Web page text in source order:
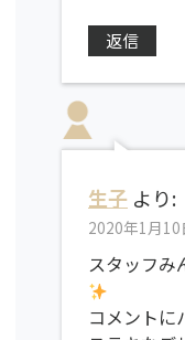
返信
生子 より:
2020年1月10
スタッフみ
コメントに